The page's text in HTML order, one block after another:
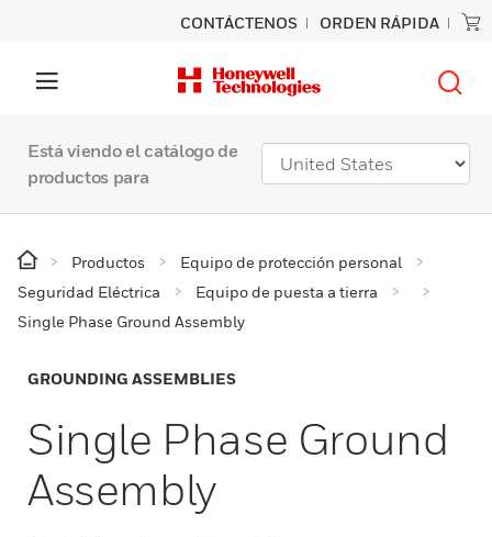
CONTÁCTENOS ORDEN RÁPIDA
Está viendo el catálogo de
productos para
Productos
Equipo de protección personal
Seguridad Eléctrica
Equipo de puesta a tierra
Single Phase Ground Assembly
GROUNDING ASSEMBLIES
Single Phase Ground
Assembly